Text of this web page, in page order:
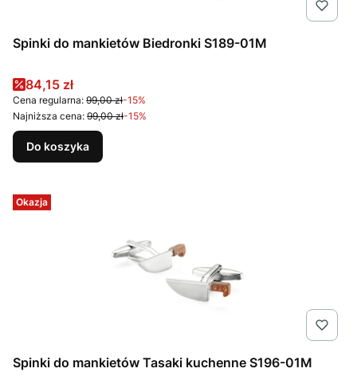
Spinki do mankietów Biedronki S189-01M
Cena promocyjna
84,15 zł
Cena regularna: 99,00 zł-15%
Najniższa cena: 99,00 zł-15%
Do koszyka
Okazja
Spinki do mankietów Tasaki kuchenne S196-01M